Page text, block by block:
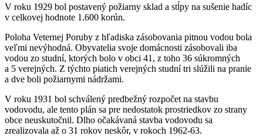
V roku 1929 bol postavený požiarny sklad a stĺpy na sušenie hadíc
v celkovej hodnote 1.600 korún.
Poloha Veternej Poruby z hľadiska zásobovania pitnou vodou bola
veľmi nevýhodná. Obyvatelia svoje domácnosti zásobovali iba
vodou zo studní, ktorých bolo v obci 41, z toho 36 súkromných
a 5 verejných. Z týchto piatich verejných studní tri slúžili na pranie
a dve boli požiarnymi nádržami.
V roku 1931 bol schválený predbežný rozpočet na stavbu
vodovodu, ale tento plán sa pre nedostatok prostriedkov zo strany
obce neuskutočnil. Dlho očakávaná stavba vodovodu sa
zrealizovala až o 31 rokov neskôr, v rokoch 1962-63.